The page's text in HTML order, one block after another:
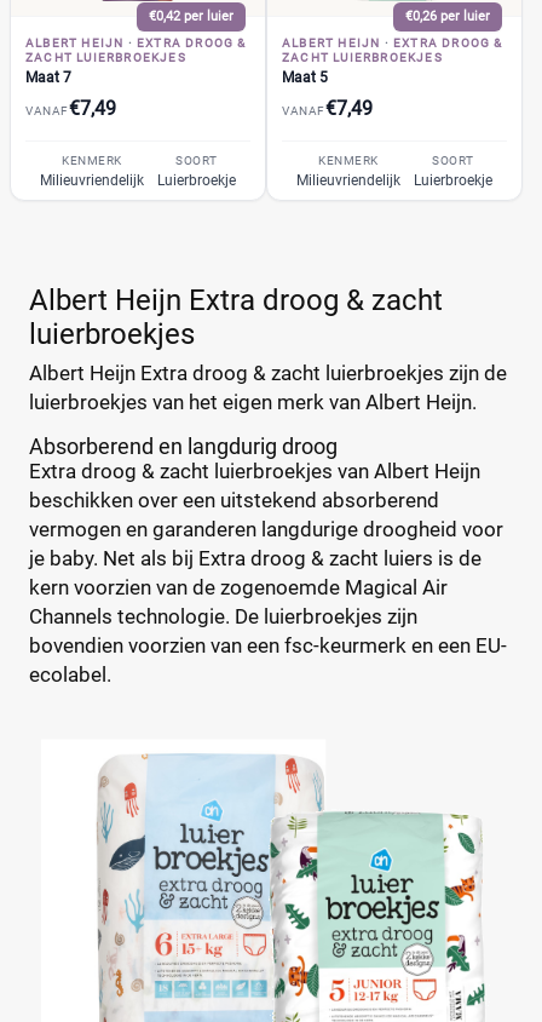
(6)
Bambo Nature
Bebino
Bonbébé
Bumblies
Confy (9)
Dotties
Europrofit
Jumbo
Libero
Lillydoo
Lupilu (8)
Magics (10)
Mamia
Naty
SweetCare
Teddy Care
Toujours
Trekpleister
Wiona
▼ +26 meer
Prijs per luier
€ €
Kortingspercentage
% %
Prijs
€
Soort
Babyluier
Nachtluier
Zwemluier
Gewicht kind
20 40
€0,42 per luier
ALBERT HEIJN · EXTRA DROOG &
ZACHT LUIERBROEKJES
Maat 7
VANAF€7,49
KENMERK
Milieuvriendelijk
SOORT
Luierbroekje
€0,26 per luier
ALBERT HEIJN · EXTRA DROOG &
ZACHT LUIERBROEKJES
Maat 5
VANAF€7,49
KENMERK
Milieuvriendelijk
SOORT
Luierbroekje
Albert Heijn Extra droog & zacht
luierbroekjes
Albert Heijn Extra droog & zacht luierbroekjes zijn de
luierbroekjes van het eigen merk van Albert Heijn.
Absorberend en langdurig droog
Extra droog & zacht luierbroekjes van Albert Heijn
beschikken over een uitstekend absorberend
vermogen en garanderen langdurige droogheid voor
je baby. Net als bij Extra droog & zacht luiers is de
kern voorzien van de zogenoemde Magical Air
Channels technologie. De luierbroekjes zijn
bovendien voorzien van een fsc-keurmerk en een EU-
ecolabel.